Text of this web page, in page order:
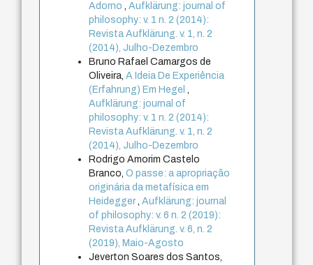
Adorno,Aufklärung: journal of
philosophy: v. 1 n. 2 (2014):
Revista Aufklärung. v. 1, n. 2
(2014), Julho-Dezembro
Bruno Rafael Camargos de
Oliveira,A Ideia De Experiência
(Erfahrung) Em Hegel,
Aufklärung: journal of
philosophy: v. 1 n. 2 (2014):
Revista Aufklärung. v. 1, n. 2
(2014), Julho-Dezembro
Rodrigo Amorim Castelo
Branco,O passe: a apropriação
originária da metafísica em
Heidegger,Aufklärung: journal
of philosophy: v. 6 n. 2 (2019):
Revista Aufklärung. v. 6, n. 2
(2019), Maio-Agosto
Jeverton Soares dos Santos,